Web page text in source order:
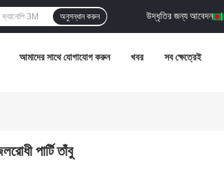
উদ্ধৃতির জন্য আবেদন |
অনুসন্ধান করুন
আমাদের সাথে যোগাযোগ করুন খবর সব ক্ষেত্রেই
পার্টি তাঁবু